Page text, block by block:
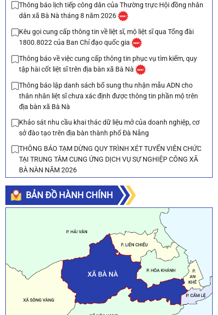
Thông báo lịch tiếp công dân của Thường trực Hội đồng nhân
dân xã Bà Nà tháng 8 năm 2026
Kêu gọi cung cấp thông tin về liệt sĩ, mộ liệt sĩ qua Tổng đài
1800.8022 của Ban Chỉ đạo quốc gia
Thông báo về việc cung cấp thông tin phục vụ tìm kiếm, quy
tập hài cốt liệt sĩ trên địa bàn xã Bà Nà
Thông báo lập danh sách bổ sung thu nhận mẫu ADN cho
thân nhân liệt sĩ chưa xác định được thông tin phần mộ trên
địa bàn xã Bà Nà
Khảo sát nhu cầu khai thác dữ liệu mở của doanh nghiệp, cơ
sở đào tạo trên địa bàn thành phố Đà Nẵng
THÔNG BÁO TẠM DỪNG QUY TRÌNH XÉT TUYỂN VIÊN CHỨC
TẠI TRUNG TÂM CUNG ỨNG DỊCH VỤ SỰ NGHIỆP CÔNG XÃ
BÀ NÀN NĂM 2026
🗳️ Mời Nhân dân bình chọn biểu trưng (logo) xã Bà Nà
Man to Man Vietnam Tuyển lao động tại Đà Nẵng
BẢN ĐỒ HÀNH CHÍNH